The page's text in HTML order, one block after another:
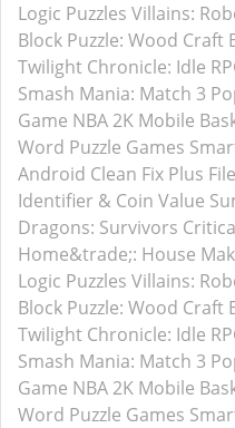
Logic Puzzles Villains:
Block Puzzle: Wood Craft
Twilight Chronicle: Idle
Smash Mania: Match 3
Game NBA 2K Mobile
Word Puzzle Games
Android Clean Fix Plus
Identifier & Coin Value
Dragons: Survivors
Home&trade;: House
Logic Puzzles Villains:
Block Puzzle: Wood Craft
Twilight Chronicle: Idle
Smash Mania: Match 3
Game NBA 2K Mobile
Word Puzzle Games